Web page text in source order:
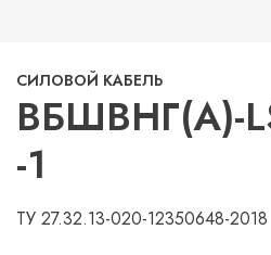
СИЛОВОЙ КАБЕЛЬ
ВБШВНГ(А)-
-1
ТУ 27.32.13-020-12350648-2018